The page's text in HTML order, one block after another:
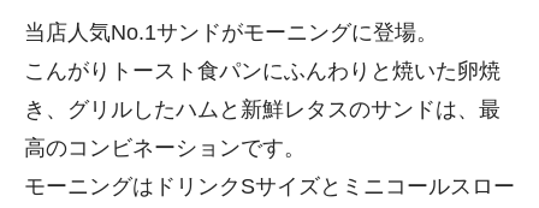
当店人気No.1サンドがモーニングに登場。
こんがりトースト食パンにふんわりと焼いた卵焼
き、グリルしたハムと新鮮レタスのサンドは、最
高のコンビネーションです。
モーニングはドリンクSサイズとミニコールスロー